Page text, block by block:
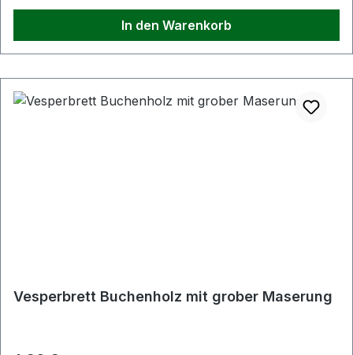
In den Warenkorb
Vesperbrett Buchenholz mit grober Maserung